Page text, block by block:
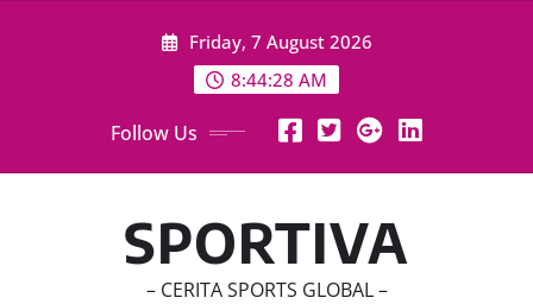
Friday, 7 August 2026
8:44:30 AM
Follow Us
SPORTIVA
– CERITA SPORTS GLOBAL –